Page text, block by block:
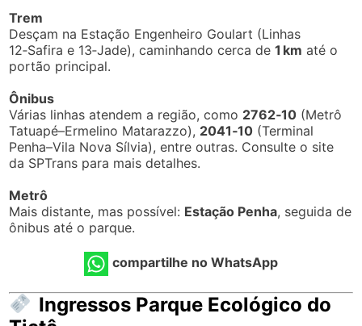
Embora o Parque Ecológico do Tietê não ofereça
hospedagem própria, há várias opções confortáveis
nas proximidades, sobretudo nos bairros da Zona Leste
de São Paulo (Cangaíba, Penha, Tatuapé) e em
Principais opções próximas
→Bristol International Guarulhos.
A cerca de 3 km do parque, com excelente avaliação
Oferece transporte ao aeroporto e estacionamento
grátis para hóspedes.
Aproximadamente 2,5 km da entrada do parque, com
nota ~8,1/10.
Ideal para famílias: aceita pets, dispõe de piscina, café
da manhã e estacionamento.